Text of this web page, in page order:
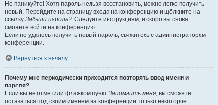
Не паникуйте! Хотя пароль нельзя восстановить, можно легко получить
новый. Перейдите на страницу входа на конференцию и щёлкните на
ссылку Забыли пароль?. Следуйте инструкциям, и скоро вы снова
сможете войти на конференцию.
Если не удалось получить новый пароль, свяжитесь с администратором
конференции.
Вернуться к началу
Почему мне периодически приходится повторять ввод имени и
пароля?
Если вы не отметили флажком пункт Запомнить меня, вы сможете
оставаться под своим именем на конференции только некоторое